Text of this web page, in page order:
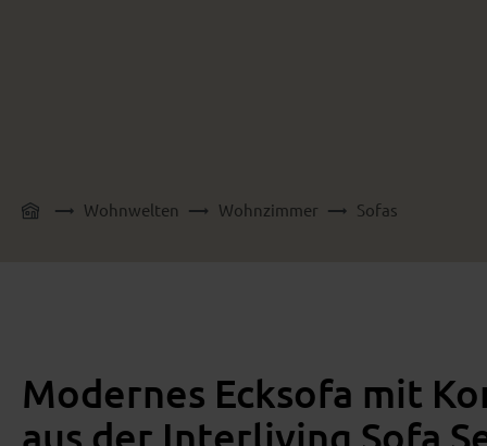
Wohnwelten Wohnzimmer Sofas
Modernes Ecksofa mit
aus der Interliving Sofa